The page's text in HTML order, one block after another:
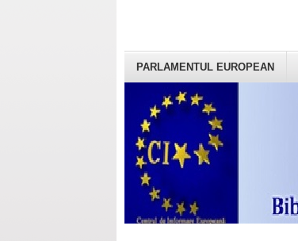
PARLAMENTUL EUROPEAN